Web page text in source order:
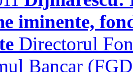
iminente,
Directorul
Bancar